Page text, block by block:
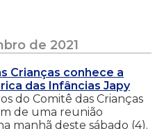
de 2021
Crianças conhece a
das Infâncias Japy
do Comitê das Crianças
de uma reunião
manhã deste sábado (4).